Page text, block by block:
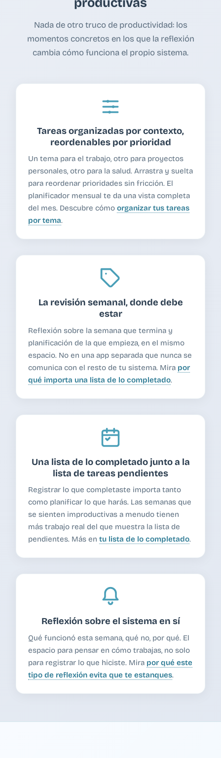
Nada de otro truco de productividad: los
momentos concretos en los que la reflexión
cambia cómo funciona el propio sistema.
Tareas organizadas por contexto,
reordenables por prioridad
Un tema para el trabajo, otro para proyectos
personales, otro para la salud. Arrastra y suelta
para reordenar prioridades sin fricción. El
planificador mensual te da una vista completa
del mes. Descubre cómo organizar tus tareas
por tema.
La revisión semanal, donde debe
estar
Reflexión sobre la semana que termina y
planificación de la que empieza, en el mismo
espacio. No en una app separada que nunca se
comunica con el resto de tu sistema. Mira por
qué importa una lista de lo completado.
Una lista de lo completado junto a la
lista de tareas pendientes
Registrar lo que completaste importa tanto
como planificar lo que harás. Las semanas que
se sienten improductivas a menudo tienen
más trabajo real del que muestra la lista de
pendientes. Más en tu lista de lo completado.
Reflexión sobre el sistema en sí
Qué funcionó esta semana, qué no, por qué. El
espacio para pensar en cómo trabajas, no solo
para registrar lo que hiciste. Mira por qué este
tipo de reflexión evita que te estanques.